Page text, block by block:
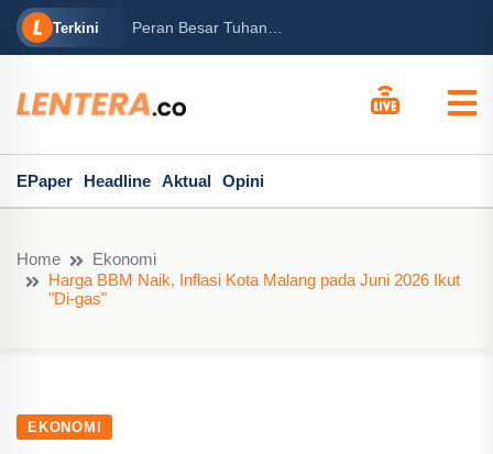
Terkini
Mary...
Peran Besar Tuhan…
EPaper Headline Aktual Opini
Home
Ekonomi
Harga BBM Naik, Inflasi Kota Malang pada Juni 2026 Ikut
"Di-gas"
EKONOMI